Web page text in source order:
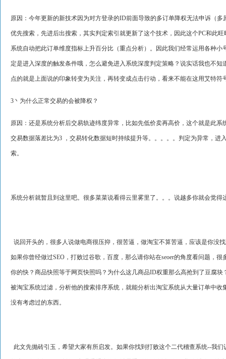
原因：今年更新的新技术因为对方登录的ID前面导致的多订单降权无法申诉（
优先搜索，先进后出搜索，其实判定索引就更新了这个技术，因此这个PC和此
系统自动把此订单维度指标上升百分比（重点分析）。因此我们经常运用各种
定是进入深度的触发条件哦，怎么避免进入系统深度判定策略？说实话我也不知
点的就是上面说的印象转变为关注，再转变成点击行动，看来不能在这用艾特符
3丶为什么正常交易的会被降权？
原因：还是系统分析后交易轨迹纬度异常，比如先低价卖再高价，这个就是此
交易数据落差比为3 ，交易转化数据短时持续提升等。。。。。判定为异常，
索。
系统分析就暂且到这里吧。很多菜菜说看得云里雾里了。。。说越多你就会觉得
说回开头的，很多人说做电商很压抑，很苦逼，做淘宝不算苦逼，应该是你没
如果你曾经做过SEO，打败过谷歌，百度，那么请你站在seoer的角度看问题，
你的快？商品快照等于网页快照吗？为什么这几商品ID权重那么高抢到了豆腐
被淘宝系统过滤，分析他的搜索排序系统，就能分析出淘宝系统从大量订单中
没有考虑过的东西。
此文先抛砖引玉，希望大家有所启发。如果你找到打败这个二代稽查系统--我